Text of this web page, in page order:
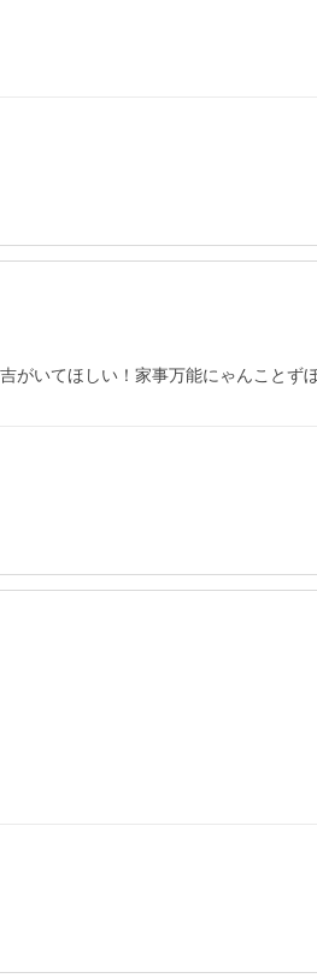
いてほしい！家事万能にゃんこと